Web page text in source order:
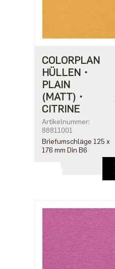
COLORPLAN
HÜLLEN・
PLAIN
(MATT)・
CITRINE
Artikelnummer:
88811001
Briefumschläge 125 x
176 mm Din B6